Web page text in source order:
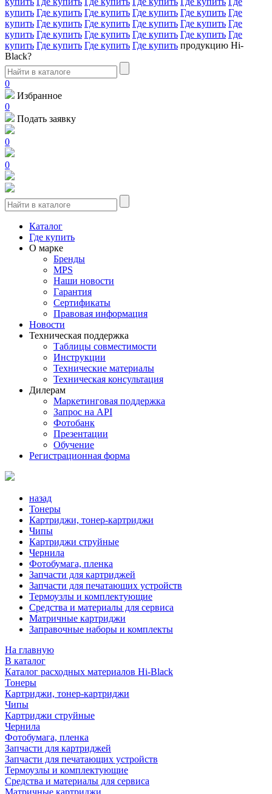
купить Где купить Где купить Где купить Где купить Где
купить Где купить Где купить Где купить Где купить Где
купить Где купить Где купить Где купить Где купить Где
купить Где купить Где купить Где купить продукцию Hi-
Black?
0
Избранное
0
Подать заявку
0
0
Каталог
Где купить
О марке
Бренды
MPS
Наши новости
Гарантия
Сертификаты
Правовая информация
Новости
Техническая поддержка
Таблицы совместимости
Инструкции
Технические материалы
Техническая консультация
Дилерам
Маркетинговая поддержка
Запрос на API
Фотобанк
Презентации
Обучение
Регистрационная форма
назад
Тонеры
Картриджи, тонер-картриджи
Чипы
Картриджи струйные
Чернила
Фотобумага, пленка
Запчасти для картриджей
Запчасти для печатающих устройств
Термоузлы и комплектующие
Средства и материалы для сервиса
Матричные картриджи
Заправочные наборы и комплекты
На главную
В каталог
Каталог расходных материалов Hi-Black
Тонеры
Картриджи, тонер-картриджи
Чипы
Картриджи струйные
Чернила
Фотобумага, пленка
Запчасти для картриджей
Запчасти для печатающих устройств
Термоузлы и комплектующие
Средства и материалы для сервиса
Матричные картриджи